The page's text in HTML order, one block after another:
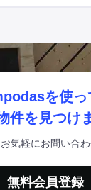
を使っ
件を見つけ
気軽にお問い合わ
無料会員登録